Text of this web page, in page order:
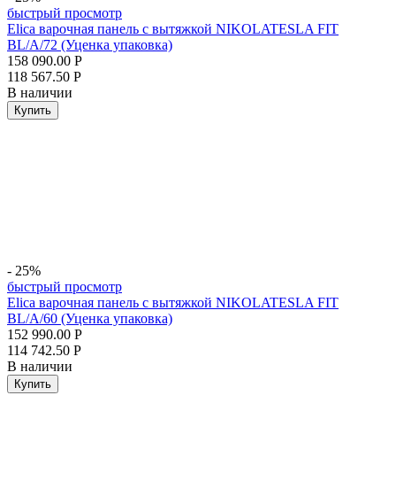
быстрый просмотр
Elica варочная панель с вытяжкой NIKOLATESLA FIT
BL/A/72 (Уценка упаковка)
158 090.00 Р
118 567.50 Р
В наличии
Купить
- 25%
быстрый просмотр
Elica варочная панель с вытяжкой NIKOLATESLA FIT
BL/A/60 (Уценка упаковка)
152 990.00 Р
114 742.50 Р
В наличии
Купить